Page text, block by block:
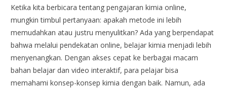
Ketika kita berbicara tentang pengajaran kimia online,
mungkin timbul pertanyaan: apakah metode ini lebih
memudahkan atau justru menyulitkan? Ada yang berpendapat
bahwa melalui pendekatan online, belajar kimia menjadi lebih
menyenangkan. Dengan akses cepat ke berbagai macam
bahan belajar dan video interaktif, para pelajar bisa
memahami konsep-konsep kimia dengan baik. Namun, ada